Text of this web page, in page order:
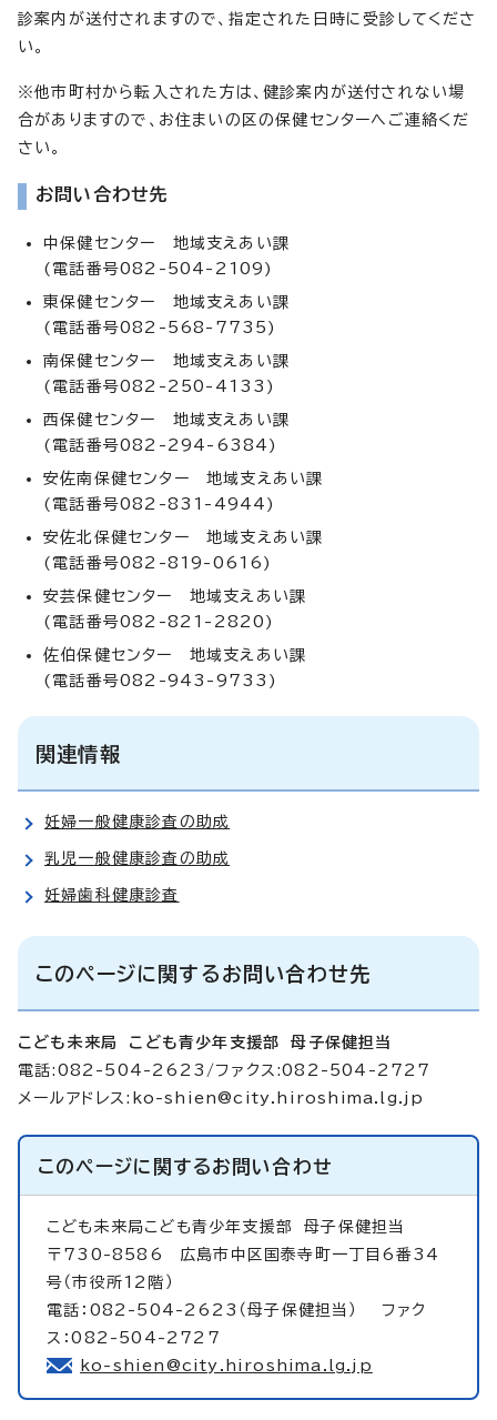
診案内が送付されますので、指定された日時に受診してくださ
い。
※他市町村から転入された方は、健診案内が送付されない場
合がありますので、お住まいの区の保健センターへご連絡くだ
さい。
お問い合わせ先
中保健センター 地域支えあい課
(電話番号082-504-2109)
東保健センター 地域支えあい課
(電話番号082-568-7735)
南保健センター 地域支えあい課
(電話番号082-250-4133)
西保健センター 地域支えあい課
(電話番号082-294-6384)
安佐南保健センター 地域支えあい課
(電話番号082-831-4944)
安佐北保健センター 地域支えあい課
(電話番号082-819-0616)
安芸保健センター 地域支えあい課
(電話番号082-821-2820)
佐伯保健センター 地域支えあい課
(電話番号082-943-9733)
関連情報
妊婦一般健康診査の助成
乳児一般健康診査の助成
妊婦歯科健康診査
このページに関するお問い合わせ先
こども未来局 こども青少年支援部 母子保健担当
電話:082-504-2623/ファクス:082-504-2727
メールアドレス: ko-shien@city.hiroshima.lg.jp
このページに関するお問い合わせ
こども未来局こども青少年支援部母子保健担当
〒730-8586 広島市中区国泰寺町一丁目6番34
号（市役所12階）
電話：082-504-2623（母子保健担当） ファク
ス：082-504-2727
ko-shien@city.hiroshima.lg.jp